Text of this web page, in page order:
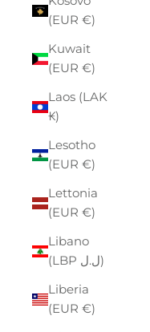
(EUR €)
Kuwait
(EUR €)
Laos (LAK
₭)
Lesotho
(EUR €)
Lettonia
(EUR €)
Libano
(LBP ل.ل)
Liberia
(EUR €)